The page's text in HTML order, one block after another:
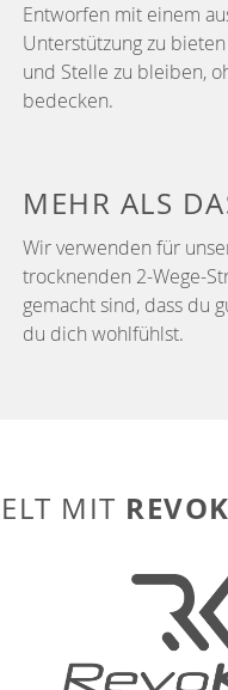
Entworfen mit einem
Unterstützung zu
und Stelle zu bleiben,
bedecken.
MEHR ALS
Wir verwenden für
trocknenden 2-Wege-
gemacht sind, dass du
du dich wohlfühlst.
MIT